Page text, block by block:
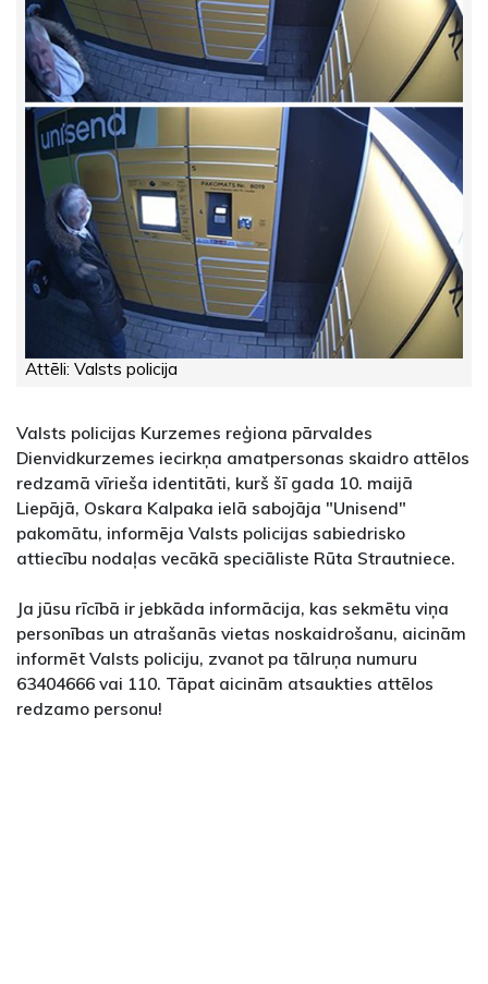
Attēli: Valsts policija
Valsts policijas Kurzemes reģiona pārvaldes
Dienvidkurzemes iecirkņa amatpersonas skaidro attēlos
redzamā vīrieša identitāti, kurš šī gada 10. maijā
Liepājā, Oskara Kalpaka ielā sabojāja "Unisend"
pakomātu, informēja Valsts policijas sabiedrisko
attiecību nodaļas vecākā speciāliste Rūta Strautniece.
Ja jūsu rīcībā ir jebkāda informācija, kas sekmētu viņa
personības un atrašanās vietas noskaidrošanu, aicinām
informēt Valsts policiju, zvanot pa tālruņa numuru
63404666 vai 110. Tāpat aicinām atsaukties attēlos
redzamo personu!